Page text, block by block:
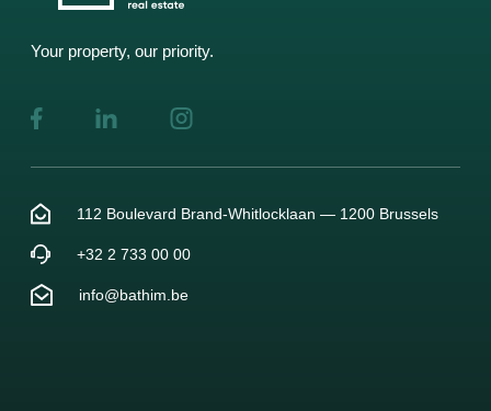
Your property, our priority.
112 Boulevard Brand-Whitlocklaan — 1200 Brussels
+32 2 733 00 00
info@bathim.be